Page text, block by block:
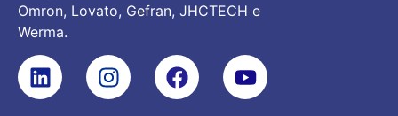
Omron, Lovato, Gefran, JHCTECH e
Werma.